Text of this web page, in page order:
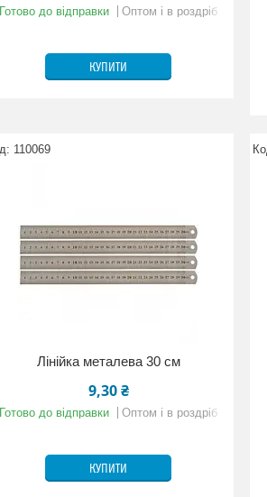
Готово до відправки Оптом і в роздріб
КУПИТИ
110069
Лінійка металева 30 см
9,30 ₴
Готово до відправки Оптом і в роздріб
КУПИТИ